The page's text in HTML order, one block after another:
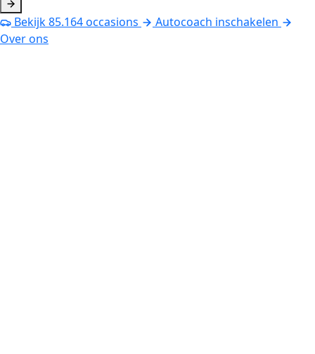
Bekijk85.164occasions
Autocoach inschakelen
Over ons